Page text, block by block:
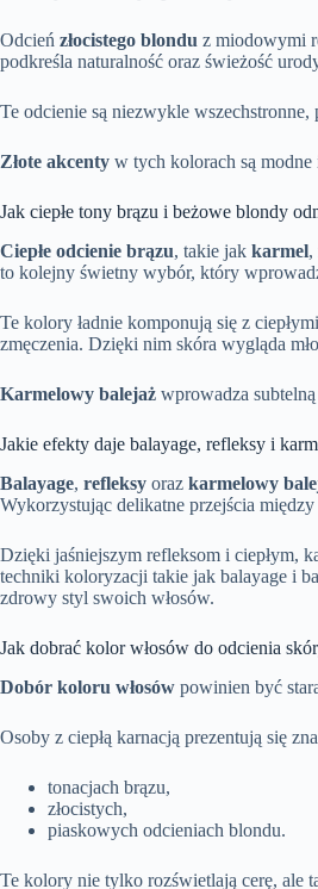
Odcień złocistego blondu z miodowymi
podkreśla naturalność oraz świeżość
Te odcienie są niezwykle
Złote akcenty w tych kolorach są modne
Jak ciepłe tony brązu i beżowe blondy
Ciepłe odcienie brązu, takie jak karmel,
to kolejny świetny wybór, który
Te kolory ładnie komponują się z
zmęczenia. Dzięki nim skóra wygląda
Karmelowy balejaż wprowadza
Jakie efekty daje balayage, refleksy i
Balayage, refleksy oraz karmelowy
Wykorzystując delikatne przejścia
Dzięki jaśniejszym refleksom i ciepłym,
techniki koloryzacji takie jak balayage i
zdrowy styl swoich włosów.
Jak dobrać kolor włosów do odcienia
Dobór koloru włosów powinien być
Osoby z ciepłą karnacją prezentują się
tonacjach brązu,
złocistych,
piaskowych odcieniach blondu.
Te kolory nie tylko rozświetlają cerę, ale